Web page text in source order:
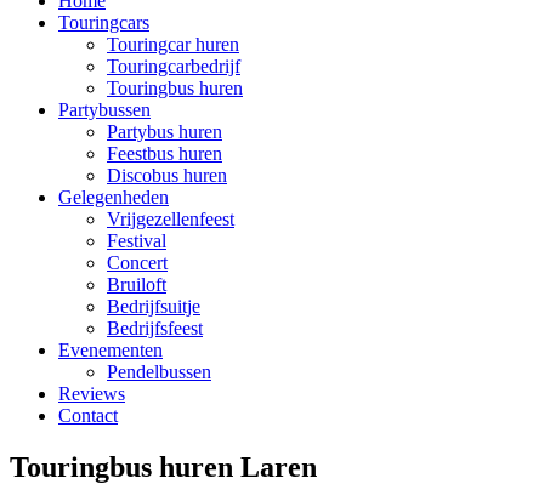
Touringcars
Touringcar huren
Touringcarbedrijf
Touringbus huren
Partybussen
Partybus huren
Feestbus huren
Discobus huren
Gelegenheden
Vrijgezellenfeest
Festival
Concert
Bruiloft
Bedrijfsuitje
Bedrijfsfeest
Evenementen
Pendelbussen
Reviews
Contact
Touringbus huren Laren